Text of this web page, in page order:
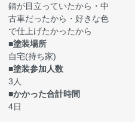
錆が目立っていたから・中
古車だったから・好きな色
で仕上げたかったから
■塗装場所
自宅(持ち家)
■塗装参加人数
3人
■かかった合計時間
4日